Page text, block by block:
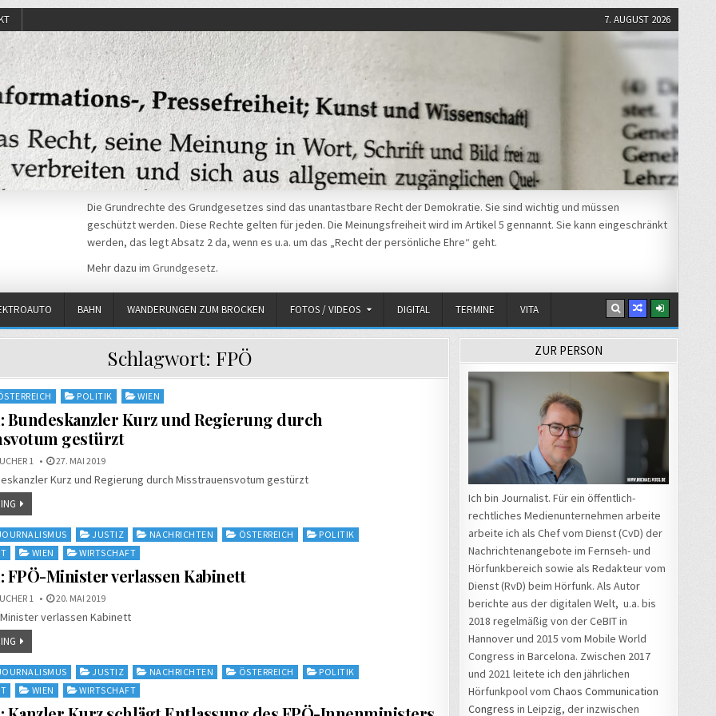
7. AUGUST 2026
Die Grundrechte des Grundgesetzes sind das unantastbare Recht der Demokratie. Sie sind wichtig und müssen
geschützt werden. Diese Rechte gelten für jeden. Die Meinungsfreiheit wird im Artikel 5 gennannt. Sie kann eingeschränkt
werden, das legt Absatz 2 da, wenn es u.a. um das „Recht der persönliche Ehre“ geht.
Mehr dazu im Grundgesetz.
BAHN WANDERUNGEN ZUM BROCKEN FOTOS / VIDEOS DIGITAL TERMINE VITA
Schlagwort: FPÖ
POLITIK WIEN
Bundeskanzler Kurz und Regierung durch
gestürzt
1 27. MAI 2019
Kurz und Regierung durch Misstrauensvotum gestürzt
JUSTIZ NACHRICHTEN ÖSTERREICH
POLITIK
WIEN WIRTSCHAFT
FPÖ-Minister verlassen Kabinett
1 20. MAI 2019
verlassen Kabinett
JUSTIZ NACHRICHTEN ÖSTERREICH
POLITIK
WIEN WIRTSCHAFT
ZUR PERSON
Ich bin Journalist. Für ein öffentlich-
rechtliches Medienunternehmen arbeite
arbeite ich als Chef vom Dienst (CvD) der
Nachrichtenangebote im Fernseh- und
Hörfunkbereich sowie als Redakteur vom
Dienst (RvD) beim Hörfunk. Als Autor
berichte aus der digitalen Welt, u.a. bis
2018 regelmäßig von der CeBIT in
Hannover und 2015 vom Mobile World
Congress in Barcelona. Zwischen 2017
und 2021 leitete ich den jährlichen
Hörfunkpool vom Chaos Communication
Congress in Leipzig, der inzwischen